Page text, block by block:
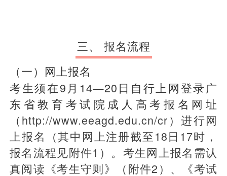
三、 报名流程
（一）网上报名
考生须在9月14—20日自行上网登录广
东省教育考试院成人高考报名网址
（http://www.eeagd.edu.cn/cr）进行网
上报名（其中网上注册截至18日17时，
报名流程见附件1）。考生网上报名需认
真阅读《考生守则》（附件2）、《考试